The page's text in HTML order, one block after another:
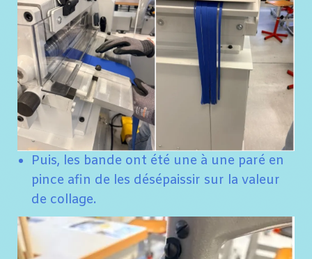
Puis, les bande ont été une à une paré en
pince afin de les désépaissir sur la valeur
de collage.